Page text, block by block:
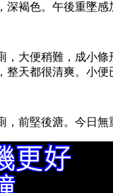
深褐色。午後重墜感
，大便稍難，成小條
整天都很清爽。小便
前堅後溏。今日無